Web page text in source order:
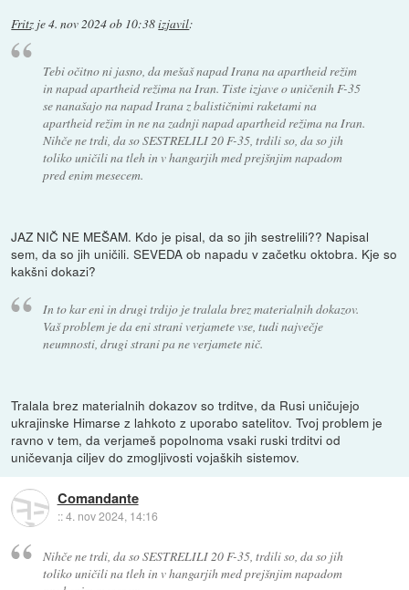
Fritz je4. nov 2024 ob 10:38izjavil:
Tebi očitno ni jasno, da mešaš napad Irana na apartheid režim
in napad apartheid režima na Iran. Tiste izjave o uničenih F-35
se nanašajo na napad Irana z balističnimi raketami na
apartheid režim in ne na zadnji napad apartheid režima na Iran.
Nihče ne trdi, da so SESTRELILI 20 F-35, trdili so, da so jih
toliko uničili na tleh in v hangarjih med prejšnjim napadom
pred enim mesecem.
JAZ NIČ NE MEŠAM. Kdo je pisal, da so jih sestrelili?? Napisal
sem, da so jih uničili. SEVEDA ob napadu v začetku oktobra. Kje so
kakšni dokazi?
In to kar eni in drugi trdijo je tralala brez materialnih dokazov.
Vaš problem je da eni strani verjamete vse, tudi največje
neumnosti, drugi strani pa ne verjamete nič.
Tralala brez materialnih dokazov so trditve, da Rusi uničujejo
ukrajinske Himarse z lahkoto z uporabo satelitov. Tvoj problem je
ravno v tem, da verjameš popolnoma vsaki ruski trditvi od
uničevanja ciljev do zmogljivosti vojaških sistemov.
Comandante
::4. nov 2024, 14:16
Nihče ne trdi, da so SESTRELILI 20 F-35, trdili so, da so jih
toliko uničili na tleh in v hangarjih med prejšnjim napadom